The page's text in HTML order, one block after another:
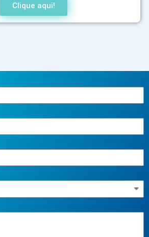
Clique aqui!